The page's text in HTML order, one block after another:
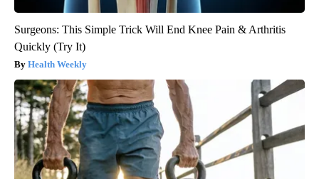
Surgeons: This Simple Trick Will End Knee Pain & Arthritis
Quickly (Try It)
Health Weekly